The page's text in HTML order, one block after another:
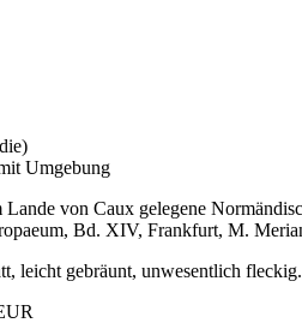
Umgebung
von Caux gelegene
Bd. XIV, Frankfurt, M.
leicht gebräunt, unwesentlich fleckig.